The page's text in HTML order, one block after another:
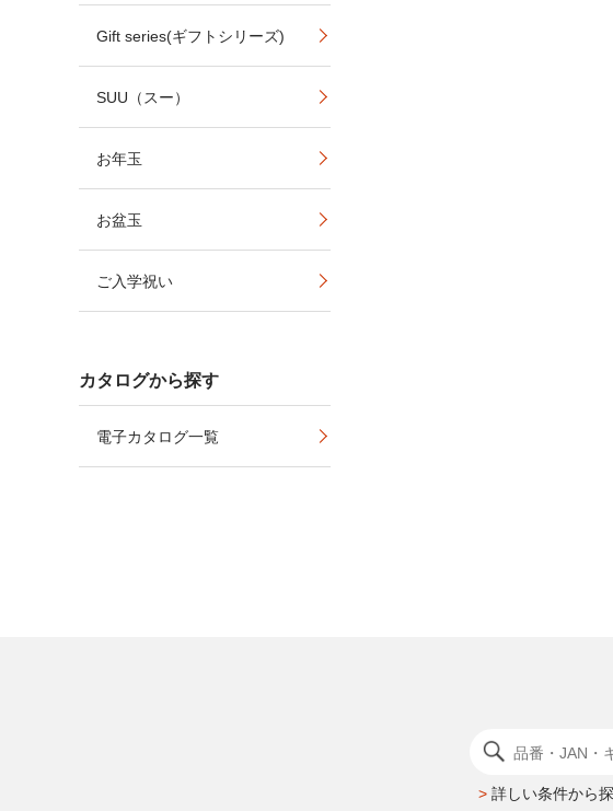
Gift series(ギフトシリーズ)
SUU（スー）
お年玉
お盆玉
ご入学祝い
カタログから探す
電子カタログ一覧
詳しい条件から